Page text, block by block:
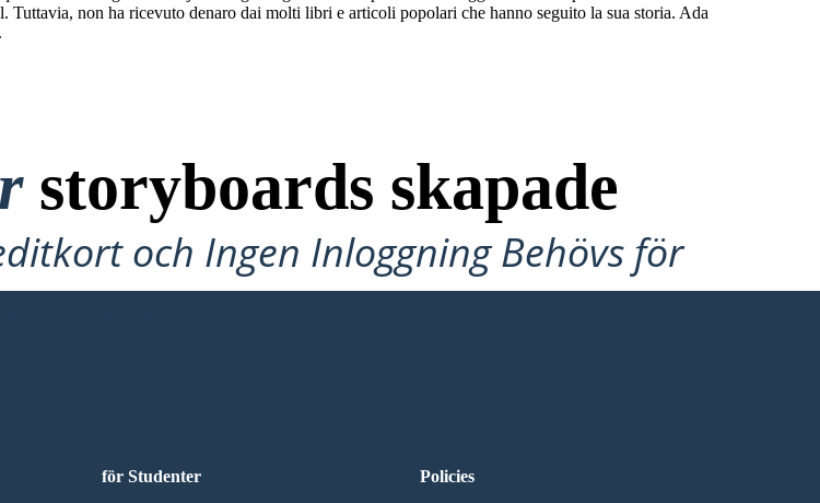
non ha ricevuto denaro dai molti libri e articoli popolari che hanno seguito la sua storia. Ada
storyboards skapade
och Ingen Inloggning Behövs för
att Prova!
för Studenter
Policies